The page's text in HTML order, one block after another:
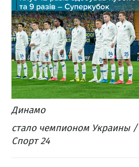
Динамо
стало чемпионом Украины
Спорт 24